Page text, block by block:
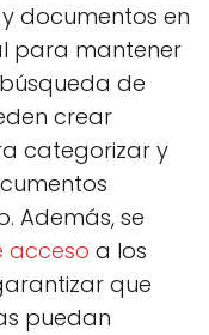
documentos en
para mantener
de
crear
categorizar y
Además, se
acceso a los
que
puedan